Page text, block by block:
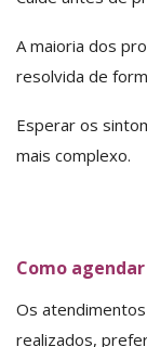
A maioria dos
resolvida de
Esperar os
mais complexo.
Como
Os atendimentos
realizados,